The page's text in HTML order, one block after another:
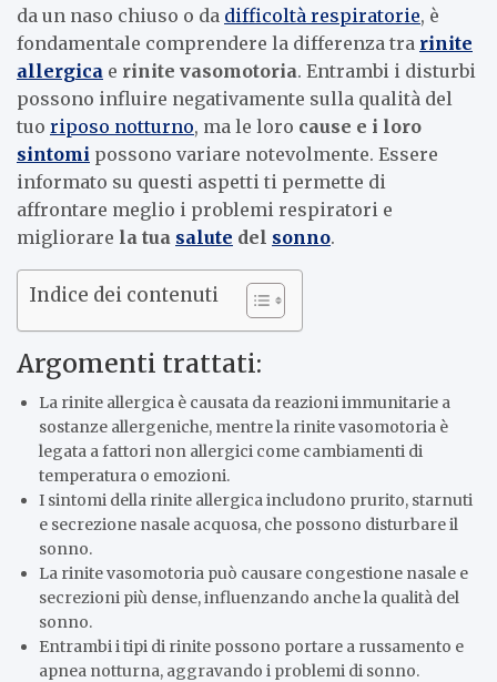
da un naso chiuso o da difficoltà respiratorie, è
fondamentale comprendere la differenza tra rinite
allergica e rinite vasomotoria. Entrambi i disturbi
possono influire negativamente sulla qualità del
tuo riposo notturno, ma le loro cause e i loro
sintomi possono variare notevolmente. Essere
informato su questi aspetti ti permette di
affrontare meglio i problemi respiratori e
migliorare la tua salute del sonno.
Indice dei contenuti
Argomenti trattati:
La rinite allergica è causata da reazioni immunitarie a
sostanze allergeniche, mentre la rinite vasomotoria è
legata a fattori non allergici come cambiamenti di
temperatura o emozioni.
I sintomi della rinite allergica includono prurito, starnuti
e secrezione nasale acquosa, che possono disturbare il
sonno.
La rinite vasomotoria può causare congestione nasale e
secrezioni più dense, influenzando anche la qualità del
sonno.
Entrambi i tipi di rinite possono portare a russamento e
apnea notturna, aggravando i problemi di sonno.